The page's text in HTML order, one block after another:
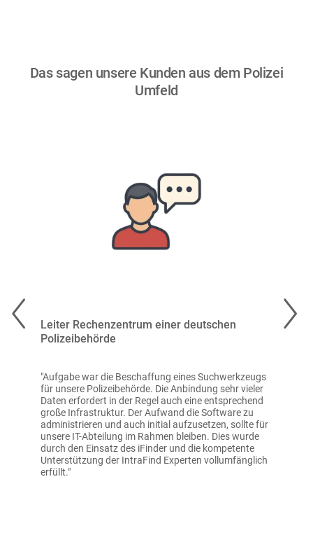
Das sagen unsere Kunden aus dem Polizei
Umfeld
Leiter Rechenzentrum einer deutschen
Polizeibehörde
"Aufgabe war die Beschaffung eines Suchwerkzeugs
für unsere Polizeibehörde. Die Anbindung sehr vieler
Daten erfordert in der Regel auch eine entsprechend
große Infrastruktur. Der Aufwand die Software zu
administrieren und auch initial aufzusetzen, sollte für
unsere IT-Abteilung im Rahmen bleiben. Dies wurde
durch den Einsatz des iFinder und die kompetente
Unterstützung der IntraFind Experten vollumfänglich
erfüllt."
IT-